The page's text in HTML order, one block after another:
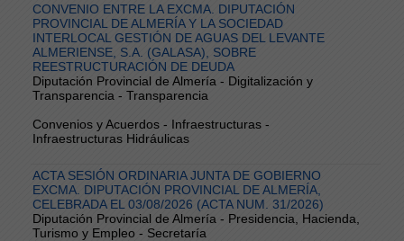
CONVENIO ENTRE LA EXCMA. DIPUTACIÓN
PROVINCIAL DE ALMERÍA Y LA SOCIEDAD
INTERLOCAL GESTIÓN DE AGUAS DEL LEVANTE
ALMERIENSE, S.A. (GALASA), SOBRE
REESTRUCTURACIÓN DE DEUDA
Diputación Provincial de Almería - Digitalización y
Transparencia - Transparencia
Convenios y Acuerdos - Infraestructuras -
Infraestructuras Hidráulicas
ACTA SESIÓN ORDINARIA JUNTA DE GOBIERNO
EXCMA. DIPUTACIÓN PROVINCIAL DE ALMERÍA,
CELEBRADA EL 03/08/2026 (ACTA NUM. 31/2026)
Diputación Provincial de Almería - Presidencia, Hacienda,
Turismo y Empleo - Secretaría